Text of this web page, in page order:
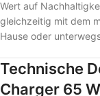
Wert auf
gleichzeitig mit dem
Hause oder
Technische
Charger 65